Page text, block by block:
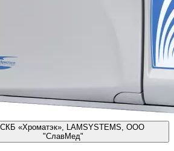
«Хроматэк», LAMSYSTEMS, ООО
"СлавМед"